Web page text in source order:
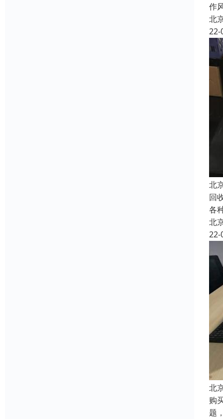
作
北
22-
北
回
各
北
22-
北
购
题